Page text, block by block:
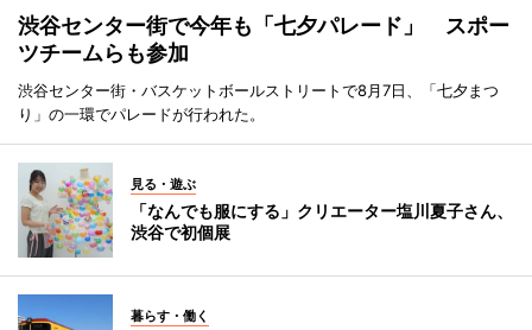
渋谷センター街で今年も「七夕パレード」 スポー
ツチームらも参加
渋谷センター街・バスケットボールストリートで8月7日、「七夕まつ
り」の一環でパレードが行われた。
見る・遊ぶ
「なんでも服にする」クリエーター塩川夏子さん、
渋谷で初個展
暮らす・働く